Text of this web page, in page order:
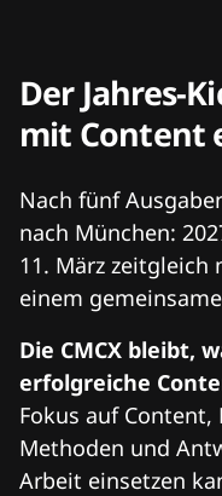
Der Jahres-
mit Content
Nach fünf
nach München:
11. März zeitgleich
einem
Die CMCX bleibt,
erfolgreiche
Fokus auf Content,
Methoden und
Arbeit einsetzen